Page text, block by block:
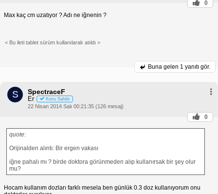
0
Max kaç cm uzatıyor ? Adı ne iğnenin ?
< Bu ileti tablet sürüm kullanılarak atıldı >
Buna gelen 1 yanıtı gör.
S SpectraceF
Er Konu Sahibi
22 Nisan 2014 Salı 00:21:35 (126 mesaj)
0
quote:
Orijinalden alıntı: Bir ergen vakası
iğne pahalı mı ? birde doktora görünmeden alıp kullanırsak bir şey olur
mu?
Hocam kullanım dozları farklı mesela ben günlük 0.3 doz kullanıyorum onu